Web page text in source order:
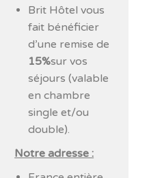
Brit Hôtel vous
fait bénéficier
d’une remise de
15%sur vos
séjours (valable
en chambre
single et/ou
double).
Notre adresse :